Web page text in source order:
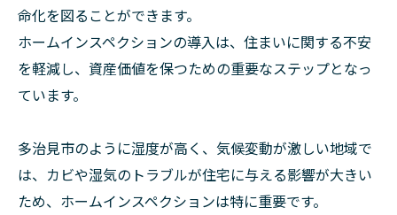
命化を図ることができます。
ホームインスペクションの導入は、住まいに関する不安
を軽減し、資産価値を保つための重要なステップとなっ
ています。
多治見市のように湿度が高く、気候変動が激しい地域で
は、カビや湿気のトラブルが住宅に与える影響が大きい
ため、ホームインスペクションは特に重要です。